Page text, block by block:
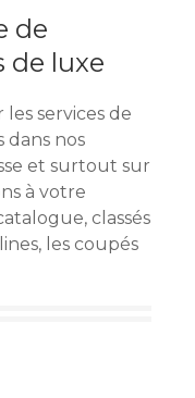
de
de luxe
services de
dans nos
et surtout sur
à votre
classés
les coupés